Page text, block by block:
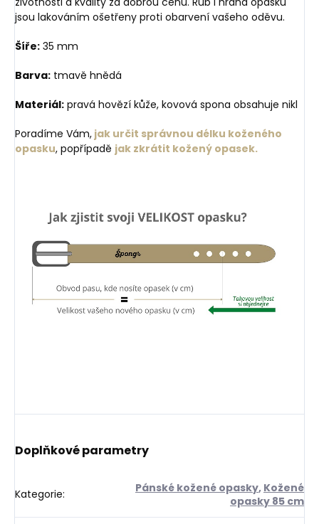
jsou lakováním ošetřeny proti obarvení vašeho oděvu.
Šíře: 35 mm
Barva: tmavě hnědá
Materiál: pravá hovězí kůže, kovová spona obsahuje nikl
Poradíme Vám, jak určit správnou délku koženého
opasku, popřípadě jak zkrátit kožený opasek.
Doplňkové parametry
Kategorie: Pánské kožené opasky, Kožené
opasky 85 cm